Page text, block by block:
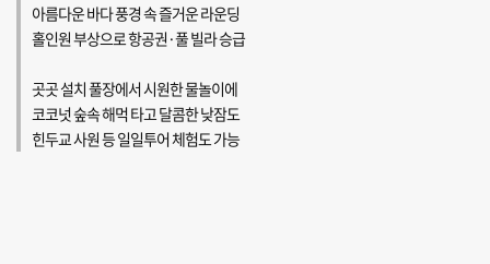
아름다운 바다 풍경 속 즐거운 라운딩
홀인원 부상으로 항공권·풀 빌라 승급
곳곳 설치 풀장에서 시원한 물놀이에
코코넛 숲속 해먹 타고 달콤한 낮잠도
힌두교 사원 등 일일투어 체험도 가능